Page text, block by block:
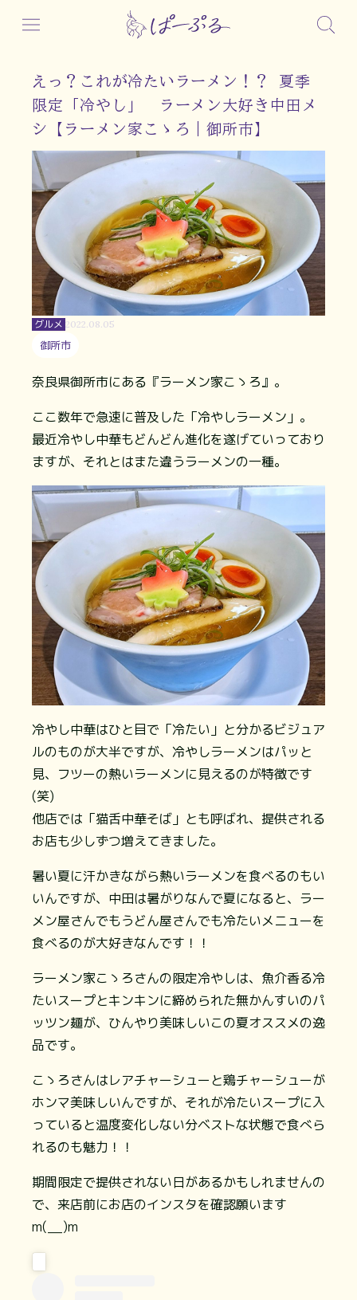
えっ？これが冷たいラーメン！？ 夏季
限定「冷やし」 ラーメン大好き中田メ
シ【ラーメン家こゝろ｜御所市】
グルメ 2022.08.05
御所市
奈良県御所市にある『ラーメン家こゝろ』。
ここ数年で急速に普及した「冷やしラーメン」。
最近冷やし中華もどんどん進化を遂げていっており
ますが、それとはまた違うラーメンの一種。
冷やし中華はひと目で「冷たい」と分かるビジュア
ルのものが大半ですが、冷やしラーメンはパッと
見、フツーの熱いラーメンに見えるのが特徴です
(笑)
他店では「猫舌中華そば」とも呼ばれ、提供される
お店も少しずつ増えてきました。
暑い夏に汗かきながら熱いラーメンを食べるのもい
いんですが、中田は暑がりなんで夏になると、ラー
メン屋さんでもうどん屋さんでも冷たいメニューを
食べるのが大好きなんです！！
ラーメン家こゝろさんの限定冷やしは、魚介香る冷
たいスープとキンキンに締められた無かんすいのパ
ッツン麺が、ひんやり美味しいこの夏オススメの逸
品です。
こゝろさんはレアチャーシューと鶏チャーシューが
ホンマ美味しいんですが、それが冷たいスープに入
っていると温度変化しない分ベストな状態で食べら
れるのも魅力！！
期間限定で提供されない日があるかもしれませんの
で、来店前にお店のインスタを確認願います
m(__)m